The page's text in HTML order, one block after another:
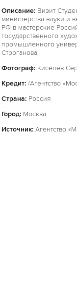
Описание: Визит
министерства науки и
РФ в мастерские
государственного
промышленного
Строганова.
Фотограф: Киселев
Кредит: /Агентство
Страна: Россия
Город: Москва
Источник: Агентство